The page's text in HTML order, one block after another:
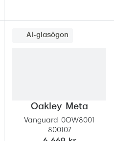
AI-glasögon
Oakley Meta
Vanguard 0OW8001
800107